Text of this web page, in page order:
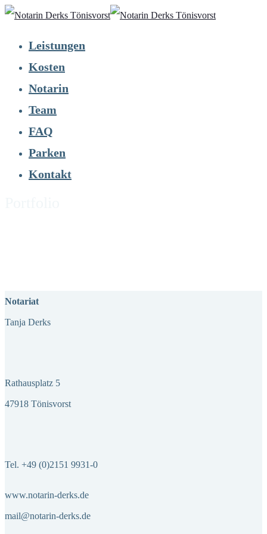
Leistungen
Kosten
Notarin
Team
FAQ
Parken
Kontakt
Notariat
Tanja Derks
Rathausplatz 5
47918 Tönisvorst
Tel. +49 (0)2151 9931-0
www.notarin-derks.de
mail@notarin-derks.de